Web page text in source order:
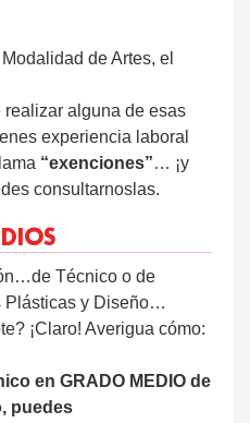
de Artes, el
alguna de esas
experiencia laboral
“exenciones”… ¡y
consultarnoslas.
Técnico o de
Plásticas y Diseño…
¡Claro! Averigua cómo:
en GRADO MEDIO de
puedes